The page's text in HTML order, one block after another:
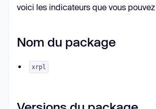
voici les indicateurs que vous
Nom du package
xrpl